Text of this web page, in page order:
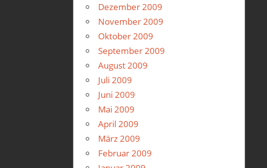
Dezember 2009
November 2009
Oktober 2009
September 2009
August 2009
Juli 2009
Juni 2009
Mai 2009
April 2009
März 2009
Februar 2009